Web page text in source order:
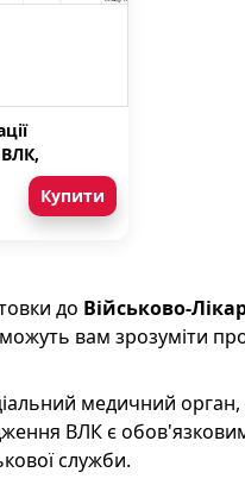
та
для
Купити
до Військово-
вам зрозуміти
медичний
ВЛК є обов'язковим
служби.